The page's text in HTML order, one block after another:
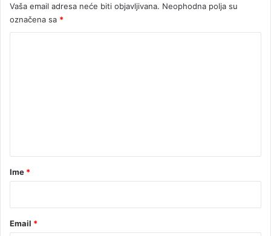
Vaša email adresa neće biti objavljivana. Neophodna polja su
označena sa *
rIme *
Email *